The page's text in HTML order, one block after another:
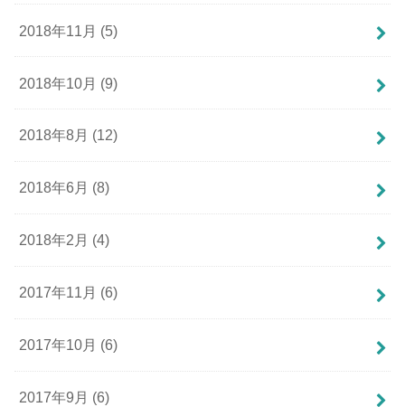
2018年11月 (5)
2018年10月 (9)
2018年8月 (12)
2018年6月 (8)
2018年2月 (4)
2017年11月 (6)
2017年10月 (6)
2017年9月 (6)